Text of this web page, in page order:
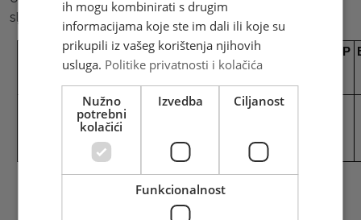
sljedeći:
Prijam pošiljaka Brze
Pošte u HP Mostar
Brza pošta na dostavi HP
Mostar
03.06.2026. 05.06.2026.
ih mogu kombinirati s drugim
informacijama koje ste im dali ili koje su
prikupili iz vašeg korištenja njihovih
usluga. Politike privatnosti i kolačića
Nužno
potrebni
kolačići
Izvedba Ciljanost
Funkcionalnost